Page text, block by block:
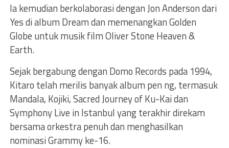
Ia kemudian berkolaborasi dengan Jon Anderson dari
Yes di album Dream dan memenangkan Golden
Globe untuk musik film Oliver Stone Heaven &
Earth.
Sejak bergabung dengan Domo Records pada 1994,
Kitaro telah merilis banyak album pen ng, termasuk
Mandala, Kojiki, Sacred Journey of Ku-Kai dan
Symphony Live in Istanbul yang terakhir direkam
bersama orkestra penuh dan menghasilkan
nominasi Grammy ke-16.